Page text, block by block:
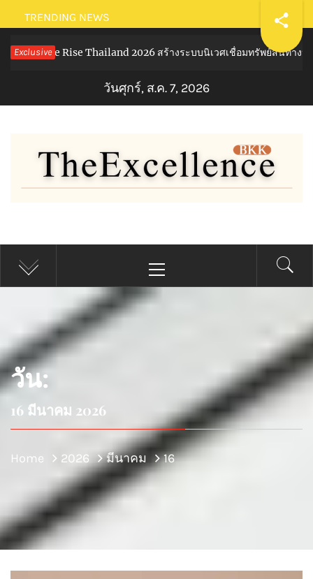
Skip
to
content
TRENDING NEWS
Exclusive
Thailand 2026 สร้างระบบนิเวศเชื่อมทรัพย์สินทางปัญญาผ่านกองทุ
วันศุกร์, ส.ค. 7, 2026
THE EXCELLENCE BKK
Menu
วัน:
16 มีนาคม 2026
Home 2026 มีนาคม 16